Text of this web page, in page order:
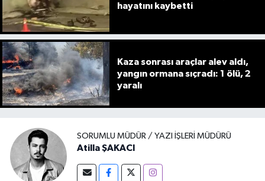
hayatını kaybetti
Kaza sonrası araçlar alev aldı,
yangın ormana sıçradı: 1 ölü, 2
yaralı
SORUMLU MÜDÜR / YAZI İŞLERI MÜDÜRÜ
Atilla ŞAKACI